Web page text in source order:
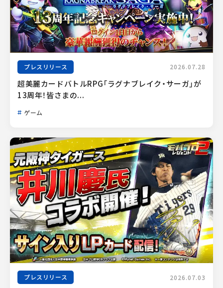
プレスリリース 2026.07.28
超美麗カードバトルRPG「ラグナブレイク・サーガ」が
13周年！皆さまの...
ゲーム
プレスリリース 2026.07.03